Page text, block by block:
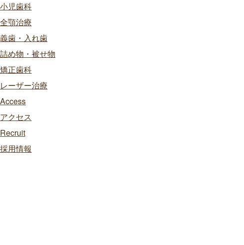
小児歯科
全顎治療
義歯・入れ歯
詰め物・被せ物
矯正歯科
レーザー治療
Access
アクセス
Recruit
採用情報